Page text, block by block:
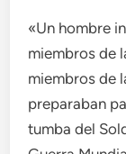
«Un hombre
miembros de
miembros de
preparaban
tumba del